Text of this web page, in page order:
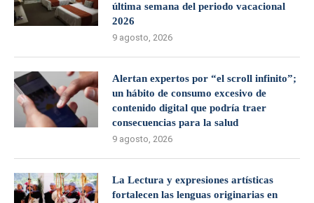
última semana del periodo vacacional
2026
9 agosto, 2026
Alertan expertos por “el scroll infinito”;
un hábito de consumo excesivo de
contenido digital que podría traer
consecuencias para la salud
9 agosto, 2026
La Lectura y expresiones artísticas
fortalecen las lenguas originarias en